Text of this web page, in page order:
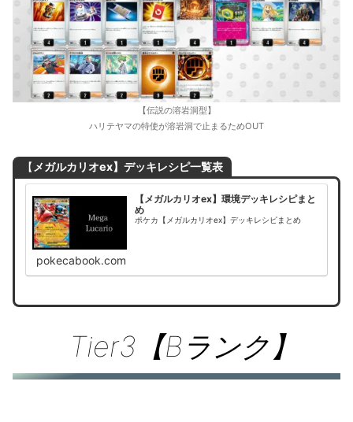
【伝説の溶岩洞型】
ハリテヤマの特使が溶岩洞で止まるためOUT
【 メガルカリオex】デッキレシピ一覧表
【メガルカリオex】環境デッキレシピまと
め
ポケカ【メガルカリオex】デッキレシピまとめ
pokecabook.com
Tier3【Bランク】